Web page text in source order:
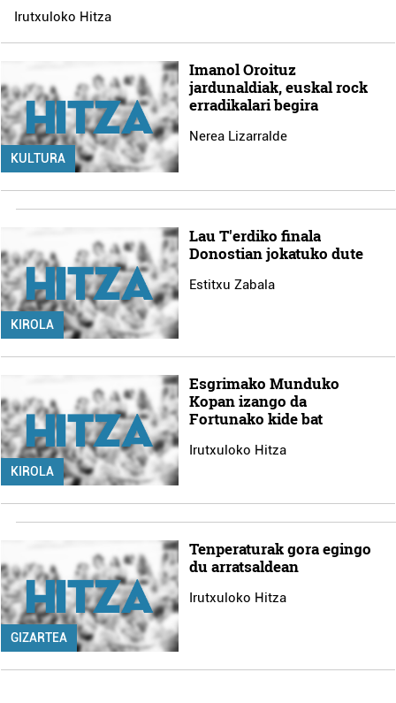
Irutxuloko Hitza
KULTURA
Imanol Oroituz
jardunaldiak, euskal rock
erradikalari begira
Nerea Lizarralde
KIROLA
Lau T'erdiko finala
Donostian jokatuko dute
Estitxu Zabala
KIROLA
Esgrimako Munduko
Kopan izango da
Fortunako kide bat
Irutxuloko Hitza
GIZARTEA
Tenperaturak gora egingo
du arratsaldean
Irutxuloko Hitza